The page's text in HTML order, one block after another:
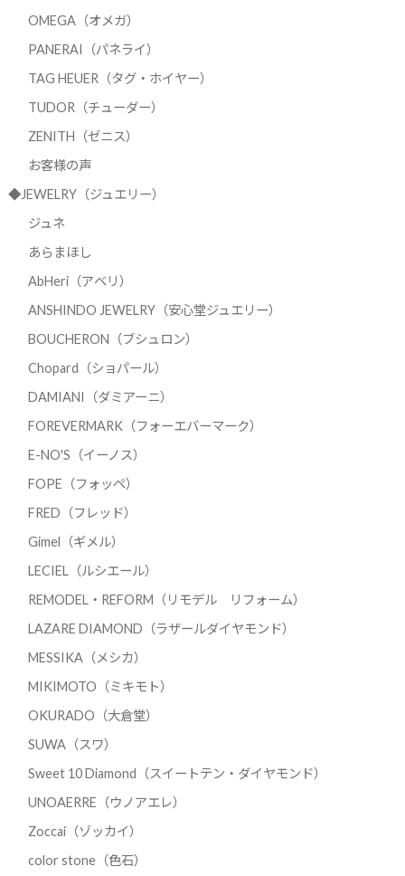
OMEGA（オメガ）
PANERAI（パネライ）
TAG HEUER（タグ・ホイヤー）
TUDOR（チューダー）
ZENITH（ゼニス）
お客様の声
◆JEWELRY（ジュエリー）
ジュネ
あらまほし
AbHeri（アベリ）
ANSHINDO JEWELRY（安心堂ジュエリー）
BOUCHERON（ブシュロン）
Chopard（ショパール）
DAMIANI（ダミアーニ）
FOREVERMARK（フォーエバーマーク）
E-NO'S（イーノス）
FOPE（フォッペ）
FRED（フレッド）
Gimel（ギメル）
LECIEL（ルシエール）
REMODEL・REFORM（リモデル リフォーム）
LAZARE DIAMOND（ラザールダイヤモンド）
MESSIKA（メシカ）
MIKIMOTO（ミキモト）
OKURADO（大倉堂）
SUWA（スワ）
Sweet 10 Diamond（スイートテン・ダイヤモンド）
UNOAERRE（ウノアエレ）
Zoccai（ゾッカイ）
color stone（色石）